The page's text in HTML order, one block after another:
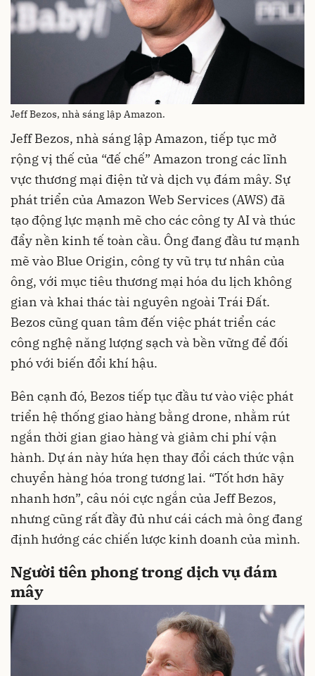
Jeff Bezos, nhà sáng lập Amazon.
Jeff Bezos, nhà sáng lập Amazon, tiếp tục mở
rộng vị thế của “đế chế” Amazon trong các lĩnh
vực thương mại điện tử và dịch vụ đám mây. Sự
phát triển của Amazon Web Services (AWS) đã
tạo động lực mạnh mẽ cho các công ty AI và thúc
đẩy nền kinh tế toàn cầu. Ông đang đầu tư mạnh
mẽ vào Blue Origin, công ty vũ trụ tư nhân của
ông, với mục tiêu thương mại hóa du lịch không
gian và khai thác tài nguyên ngoài Trái Đất.
Bezos cũng quan tâm đến việc phát triển các
công nghệ năng lượng sạch và bền vững để đối
phó với biến đổi khí hậu.
Bên cạnh đó, Bezos tiếp tục đầu tư vào việc phát
triển hệ thống giao hàng bằng drone, nhằm rút
ngắn thời gian giao hàng và giảm chi phí vận
hành. Dự án này hứa hẹn thay đổi cách thức vận
chuyển hàng hóa trong tương lai. “Tốt hơn hãy
nhanh hơn”, câu nói cực ngắn của Jeff Bezos,
nhưng cũng rất đầy đủ như cái cách mà ông đang
định hướng các chiến lược kinh doanh của mình.
Người tiên phong trong dịch vụ đám
mây